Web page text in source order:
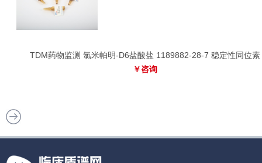
TDM药物监测 氯米帕明-D6盐酸盐 1189882-28-7 稳定性同位素
￥咨询